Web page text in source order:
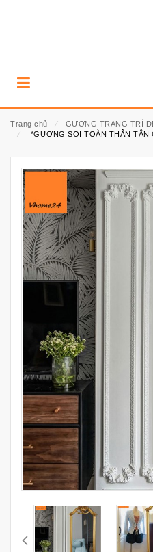
Trang chủ ⁄ GƯƠNG TRANG TRÍ
⁄
*GƯƠNG SOI TOÀN THÂN